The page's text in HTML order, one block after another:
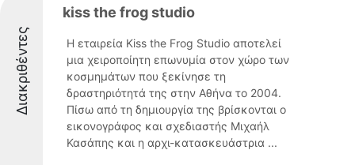
Διακριθέντες
kiss the frog studio
Η εταιρεία Kiss the Frog Studio αποτελεί
μια χειροποίητη επωνυμία στον χώρο των
κοσμημάτων που ξεκίνησε τη
δραστηριότητά της στην Αθήνα το 2004.
Πίσω από τη δημιουργία της βρίσκονται ο
εικονογράφος και σχεδιαστής Μιχαήλ
Κασάπης και η αρχι-κατασκευάστρια ...